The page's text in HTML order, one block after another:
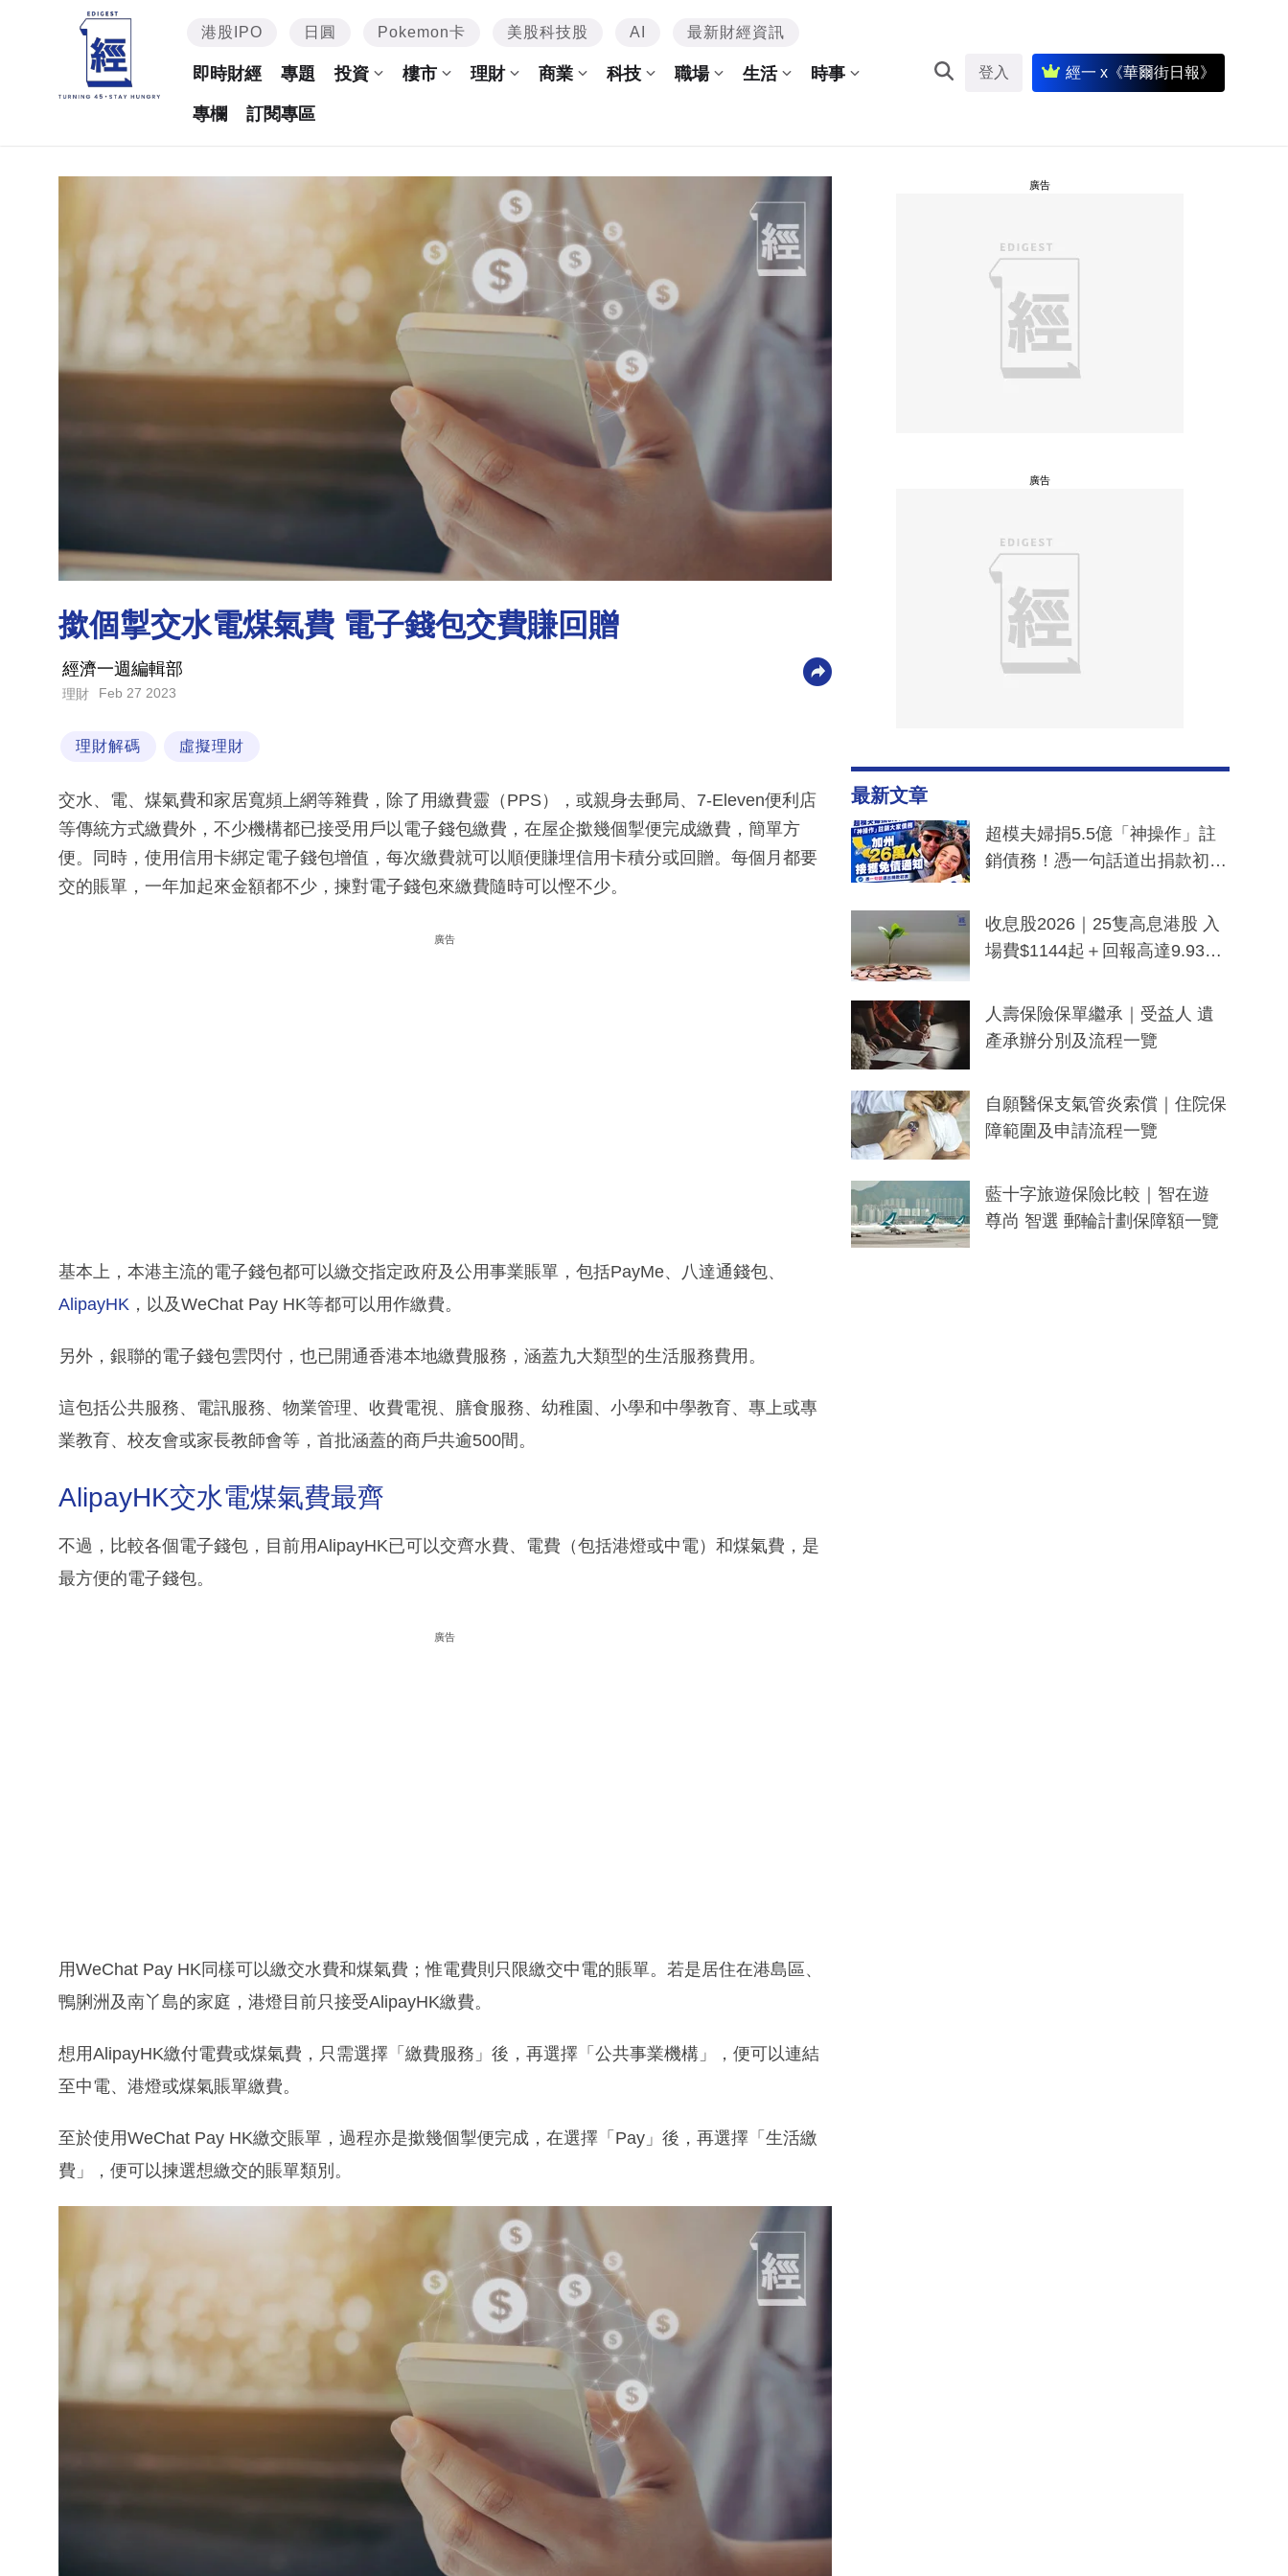
港股IPO 日圓 Pokemon卡 美股科技股 AI 最新財經資訊
即時財經 專題 投資 樓市 理財 商業 科技 職場 生活 時事
專欄 訂閱專區
登入 經一 x《華爾街日報》
撳個掣交水電煤氣費 電子錢包交費賺回贈
經濟一週編輯部
理財 Feb 27 2023
理財解碼 虛擬理財
交水、電、煤氣費和家居寬頻上網等雜費，除了用繳費靈（PPS），或親身去郵局、7-Eleven便利店
等傳統方式繳費外，不少機構都已接受用戶以電子錢包繳費，在屋企撳幾個掣便完成繳費，簡單方
便。同時，使用信用卡綁定電子錢包增值，每次繳費就可以順便賺埋信用卡積分或回贈。每個月都要
交的賬單，一年加起來金額都不少，揀對電子錢包來繳費隨時可以慳不少。
廣告
基本上，本港主流的電子錢包都可以繳交指定政府及公用事業賬單，包括PayMe、八達通錢包、
AlipayHK ，以及WeChat Pay HK等都可以用作繳費。
另外，銀聯的電子錢包雲閃付，也已開通香港本地繳費服務，涵蓋九大類型的生活服務費用。
這包括公共服務、電訊服務、物業管理、收費電視、膳食服務、幼稚園、小學和中學教育、專上或專
業教育、校友會或家長教師會等，首批涵蓋的商戶共逾500間。
AlipayHK交水電煤氣費最齊
不過，比較各個電子錢包，目前用AlipayHK已可以交齊水費、電費（包括港燈或中電）和煤氣費，是
最方便的電子錢包。
廣告
用WeChat Pay HK同樣可以繳交水費和煤氣費；惟電費則只限繳交中電的賬單。若是居住在港島區、
鴨脷洲及南丫島的家庭，港燈目前只接受AlipayHK繳費。
想用AlipayHK繳付電費或煤氣費，只需選擇「繳費服務」後，再選擇「公共事業機構」，便可以連結
至中電、港燈或煤氣賬單繳費。
至於使用WeChat Pay HK繳交賬單，過程亦是撳幾個掣便完成，在選擇「Pay」後，再選擇「生活繳
費」，便可以揀選想繳交的賬單類別。
廣告
廣告
最新文章
超模夫婦捐5.5億「神操作」註
銷債務！憑一句話道出捐款初
一度被誤當詐騙手段
收息股2026｜25隻高息港股 入
場費$1144起＋回報高達9.93
人壽保險保單繼承｜受益人 遺
產承辦分別及流程一覽
自願醫保支氣管炎索償｜住院保
障範圍及申請流程一覽
藍十字旅遊保險比較｜智在遊
尊尚 智選 郵輪計劃保障額一覽